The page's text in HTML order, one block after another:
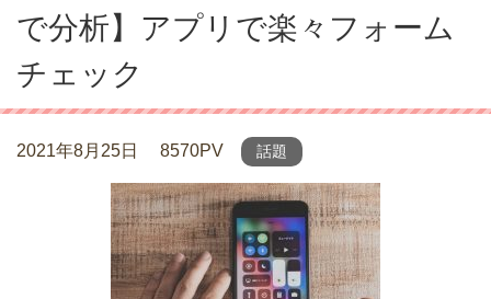
で分析】アプリで楽々フォーム
チェック
2021年8月25日 8570PV 話題